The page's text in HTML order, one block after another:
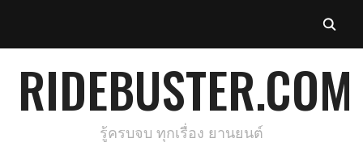
RIDEBUSTER.COM
รู้ครบจบ ทุกเรื่อง ยานยนต์